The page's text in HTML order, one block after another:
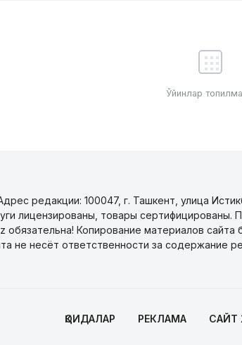
Ўйинлар
редакции: 100047, г. Ташкент, улица
лицензированы, товары сертифицированы.
Копирование материалов сайта
не несёт ответственности за содержание
ҚОИДАЛАР РЕКЛАМА САЙТ